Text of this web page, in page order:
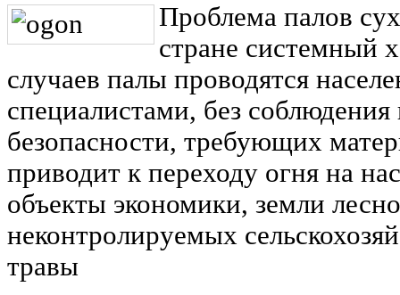
Проблема палов
стране системный
случаев палы проводятся
специалистами, без
безопасности, требующих
приводит к переходу огня на
объекты экономики, земли
неконтролируемых
травы